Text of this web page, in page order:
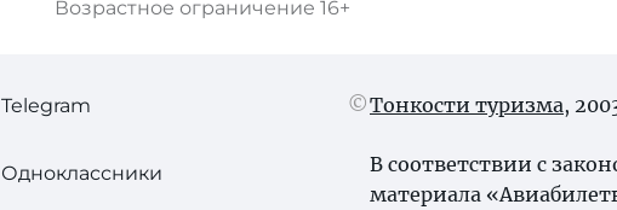
Возрастное ограничение 16+
Telegram
Одноклассники
Тонкости туризма,
В соответствии с
материала